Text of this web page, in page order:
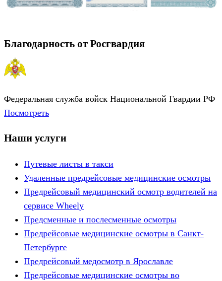
Благодарность от Росгвардия
Федеральная служба войск Национальной Гвардии РФ
Посмотреть
Наши услуги
Путевые листы в такси
Удаленные предрейсовые медицинские осмотры
Предрейсовый медицинский осмотр водителей на
сервисе Wheely
Предсменные и послесменные осмотры
Предрейсовые медицинские осмотры в Санкт-
Петербурге
Предрейсовый медосмотр в Ярославле
Предрейсовые медицинские осмотры во